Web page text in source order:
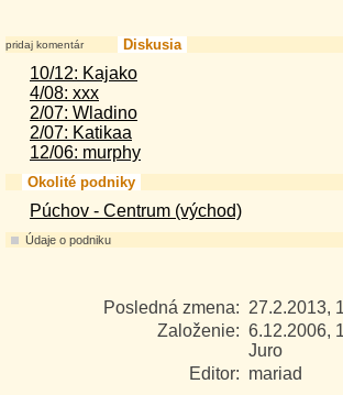
pridaj komentár Diskusia
10/12: Kajako
4/08: xxx
2/07: Wladino
2/07: Katikaa
12/06: murphy
Okolité podniky
Púchov - Centrum (východ)
Údaje o podniku
Posledná zmena: 27.2.2013,
Založenie: 6.12.2006,
Juro
Editor: mariad